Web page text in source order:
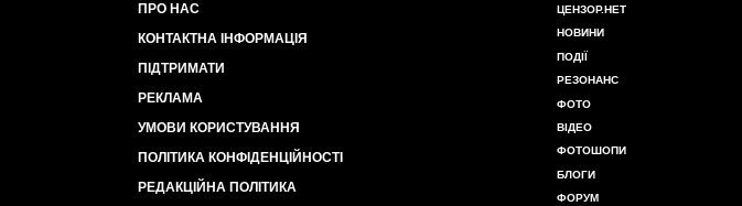
ПРО НАС
КОНТАКТНА ІНФОРМАЦІЯ
ПІДТРИМАТИ
РЕКЛАМА
УМОВИ КОРИСТУВАННЯ
ПОЛІТИКА КОНФІДЕНЦІЙНОСТІ
РЕДАКЦІЙНА ПОЛІТИКА
ЦЕНЗОР.НЕТ
НОВИНИ
ПОДІЇ
РЕЗОНАНС
ФОТО
ВІДЕО
ФОТОШОПИ
БЛОГИ
ФОРУМ